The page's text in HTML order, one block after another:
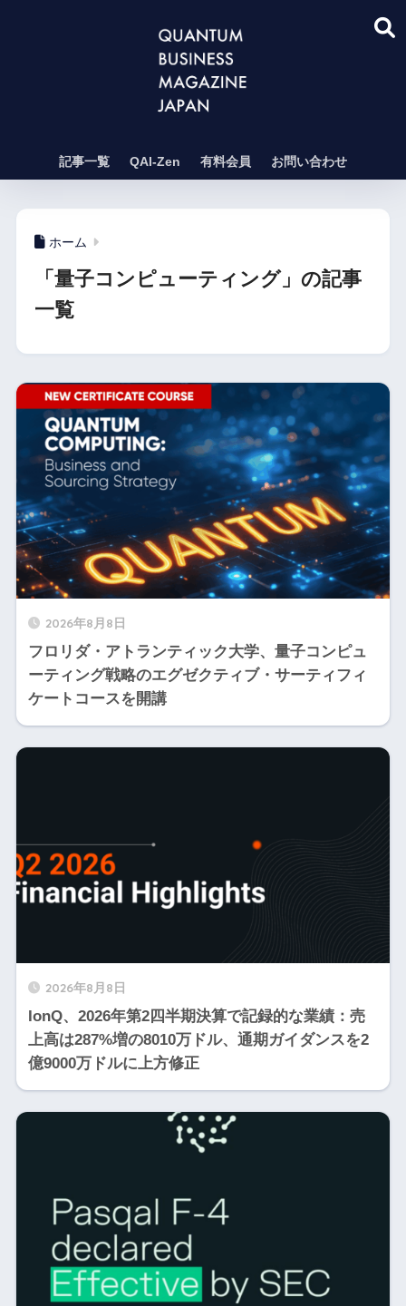
記事一覧 QAI-Zen 有料会員 お問い合わせ
ホーム
「量子コンピューティング」の記事
一覧
2026年8月8日
フロリダ・アトランティック大学、量子コンピュ
ーティング戦略のエグゼクティブ・サーティフィ
ケートコースを開講
2026年8月8日
IonQ、2026年第2四半期決算で記録的な業績：売
上高は287%増の8010万ドル、通期ガイダンスを2
億9000万ドルに上方修正